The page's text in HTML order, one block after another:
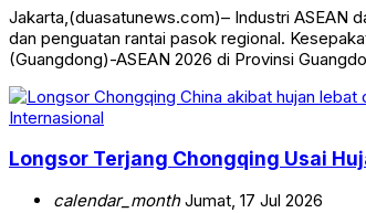
Jakarta,(duasatunews.com)– Industri ASEAN
dan penguatan rantai pasok regional.
(Guangdong)-ASEAN 2026 di Provinsi
Internasional
Longsor Terjang Chongqing Usai
calendar_monthJumat, 17 Jul 2026